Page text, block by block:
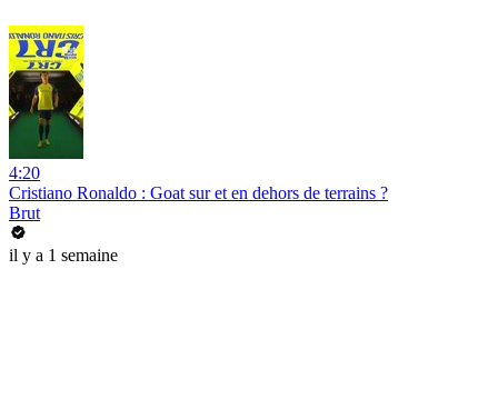
4:20
Cristiano Ronaldo : Goat sur et en dehors de terrains ?
Brut
il y a 1 semaine